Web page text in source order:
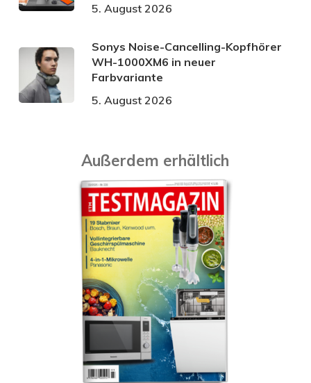
5. August 2026
Sonys Noise-Cancelling-Kopfhörer
WH-1000XM6 in neuer
Farbvariante
5. August 2026
Außerdem erhältlich